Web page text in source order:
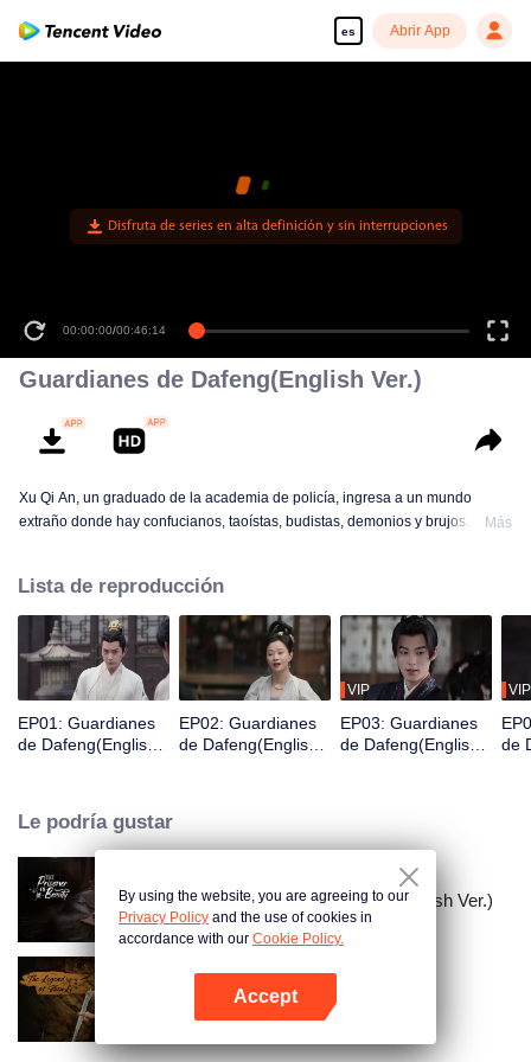
es Abrir App
00:00:00/00:46:14
Guardianes de Dafeng(English Ver.)
Xu Qi An, un graduado de la academia de policía, ingresa a un mundo
extraño donde hay confucianos, taoístas, budistas, demonios y brujos.
organización de guardianes para cambiar su destino y así convertirse en un
Guardián.
Más
Lista de reproducción
EP01: Guardianes
de Dafeng(English
EP02: Guardianes
de Dafeng(English
VIP
EP03: Guardianes
de Dafeng(English
VIP
de
Le podría gustar
El Prisionero de la Belleza (English Ver.)
La leyenda de ShenLi
By using the website, you are agreeing to our
Privacy Policy and the use of cookies in
accordance with our Cookie Policy.
Accept